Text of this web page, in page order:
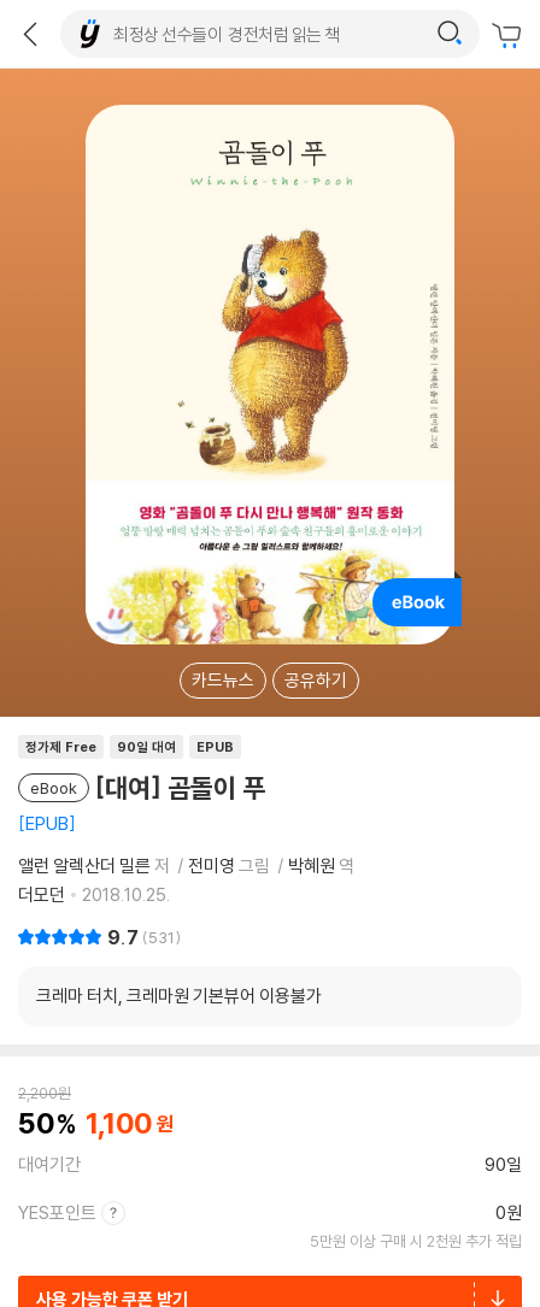
카드뉴스 공유하기
정가제 Free 90일 대여 EPUB
eBook [대여] 곰돌이 푸
EPUB
앨런 알렉산더 밀른 저 전미영 그림 박혜원 역
더모던
2018.10.25.
9.7 531
크레마 터치, 크레마원 기본뷰어 이용불가
2,200원
50 1,100
대여기간 90일
YES포인트 0원
5만원 이상 구매 시 2천원 추가 적립
사용 가능한 쿠폰 받기